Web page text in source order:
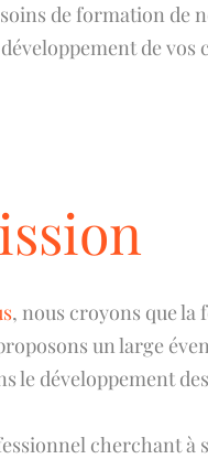
de formation de
de vos
, nous croyons que
un large
le développement
cherchant